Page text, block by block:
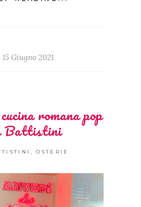
15 Giugno 2021
romana pop
Battistini
, OSTERIE